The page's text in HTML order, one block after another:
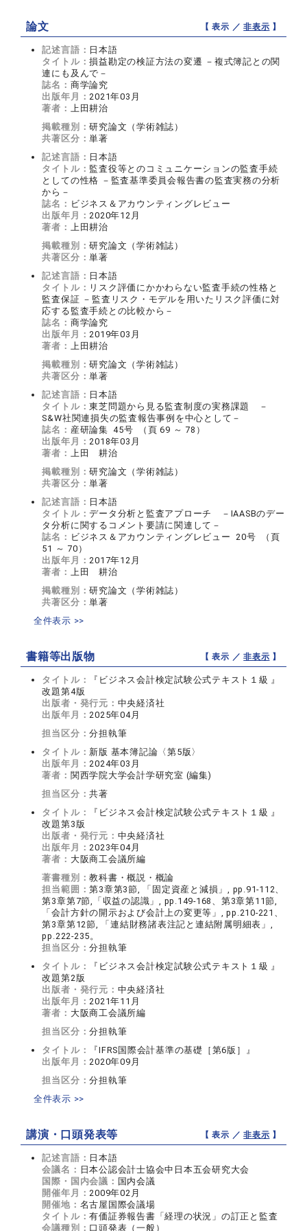
論文 【 表示 ／非表示 】
記述言語： 日本語
タイトル：損益勘定の検証方法の変遷 －複式簿記との関
連にも及んで－
誌名： 商学論究
出版年月：2021年03月
著者： 上田耕治
掲載種別：研究論文（学術雑誌）
共著区分：単著
記述言語： 日本語
タイトル： 監査役等とのコミュニケーションの監査手続
としての性格 －監査基準委員会報告書の監査実務の分析
から－
誌名： ビジネス＆アカウンティングレビュー
出版年月：2020年12月
著者： 上田耕治
掲載種別：研究論文（学術雑誌）
共著区分：単著
記述言語： 日本語
タイトル： リスク評価にかかわらない監査手続の性格と
監査保証 －監査リスク・モデルを用いたリスク評価に対
応する監査手続との比較から－
誌名： 商学論究
出版年月：2019年03月
著者： 上田耕治
掲載種別：研究論文（学術雑誌）
共著区分：単著
記述言語： 日本語
タイトル：東芝問題から見る監査制度の実務課題 －
S&W社関連損失の監査報告事例を中心として－
誌名： 産研論集 45号 （頁 69 ～ 78）
出版年月：2018年03月
著者： 上田 耕治
掲載種別：研究論文（学術雑誌）
共著区分：単著
記述言語： 日本語
タイトル：データ分析と監査アプローチ －IAASBのデー
タ分析に関するコメント要請に関連して－
誌名： ビジネス＆アカウンティングレビュー 20号 （頁
51 ～ 70）
出版年月：2017年12月
著者： 上田 耕治
掲載種別：研究論文（学術雑誌）
共著区分：単著
全件表示 >>
書籍等出版物 【 表示 ／非表示 】
タイトル：
『ビジネス会計検定試験公式テキスト１級 』
改題第4版
出版者・発行元： 中央経済社
出版年月：2025年04月
担当区分：分担執筆
タイトル： 新版 基本簿記論〈第5版〉
出版年月：2024年03月
著者： 関西学院大学会計学研究室 (編集)
担当区分：共著
タイトル：
『ビジネス会計検定試験公式テキスト１級 』
改題第3版
出版者・発行元： 中央経済社
出版年月：2023年04月
著者： 大阪商工会議所編
著書種別：教科書・概説・概論
担当範囲：第3章第3節, 「固定資産と減損」, pp.91-112、
第3章第7節,「収益の認識」, pp.149-168、第3章第11節,
「会計方針の開示および会計上の変更等」, pp.210-221、
第3章第12節, 「連結財務諸表注記と連結附属明細表」,
pp.222-235。
担当区分：分担執筆
タイトル：
『ビジネス会計検定試験公式テキスト１級 』
改題第2版
出版者・発行元： 中央経済社
出版年月：2021年11月
著者： 大阪商工会議所編
担当区分：分担執筆
タイトル：
『IFRS国際会計基準の基礎［第6版］』
出版年月：2020年09月
担当区分：分担執筆
全件表示 >>
講演・口頭発表等 【 表示 ／非表示 】
記述言語： 日本語
会議名： 日本公認会計士協会中日本五会研究大会
国際・国内会議： 国内会議
開催年月：2009年02月
開催地： 名古屋国際会議場
タイトル：有価証券報告書「経理の状況」の訂正と監査
会議種別： 口頭発表（一般）